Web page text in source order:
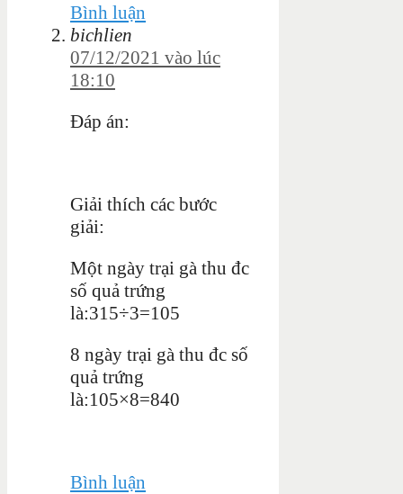
Bình luận
bichlien
07/12/2021 vào lúc
18:10
Đáp án:
Giải thích các bước
giải:
Một ngày trại gà thu đc
số quả trứng
là:315÷3=105
8 ngày trại gà thu đc số
quả trứng
là:105×8=840
Bình luận